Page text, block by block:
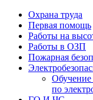
Охрана труда
Первая помощь
Работы на
Работы в ОЗП
Пожарная
Обучение
по